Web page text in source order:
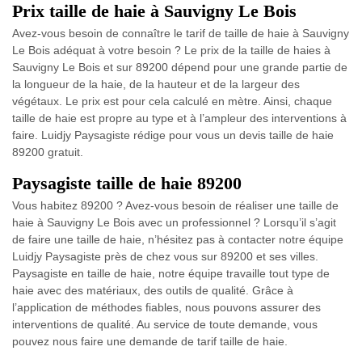
Prix taille de haie à Sauvigny Le Bois
Avez-vous besoin de connaître le tarif de taille de haie à Sauvigny
Le Bois adéquat à votre besoin ? Le prix de la taille de haies à
Sauvigny Le Bois et sur 89200 dépend pour une grande partie de
la longueur de la haie, de la hauteur et de la largeur des
végétaux. Le prix est pour cela calculé en mètre. Ainsi, chaque
taille de haie est propre au type et à l’ampleur des interventions à
faire. Luidjy Paysagiste rédige pour vous un devis taille de haie
89200 gratuit.
Paysagiste taille de haie 89200
Vous habitez 89200 ? Avez-vous besoin de réaliser une taille de
haie à Sauvigny Le Bois avec un professionnel ? Lorsqu’il s’agit
de faire une taille de haie, n’hésitez pas à contacter notre équipe
Luidjy Paysagiste près de chez vous sur 89200 et ses villes.
Paysagiste en taille de haie, notre équipe travaille tout type de
haie avec des matériaux, des outils de qualité. Grâce à
l’application de méthodes fiables, nous pouvons assurer des
interventions de qualité. Au service de toute demande, vous
pouvez nous faire une demande de tarif taille de haie.